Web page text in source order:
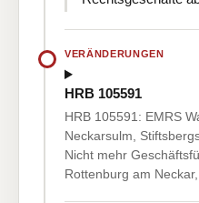
VERÄNDERUNGEN
HRB 105591
HRB 105591: EMRS
Neckarsulm,
Nicht mehr
Rottenburg am Neckar,